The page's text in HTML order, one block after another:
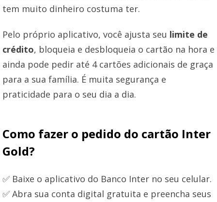
tem muito dinheiro costuma ter.
Pelo próprio aplicativo, você ajusta seu limite de
crédito, bloqueia e desbloqueia o cartão na hora e
ainda pode pedir até 4 cartões adicionais de graça
para a sua família. É muita segurança e
praticidade para o seu dia a dia.
Como fazer o pedido do cartão Inter
Gold?
✅ Baixe o aplicativo do Banco Inter no seu celular.
✅ Abra sua conta digital gratuita e preencha seus